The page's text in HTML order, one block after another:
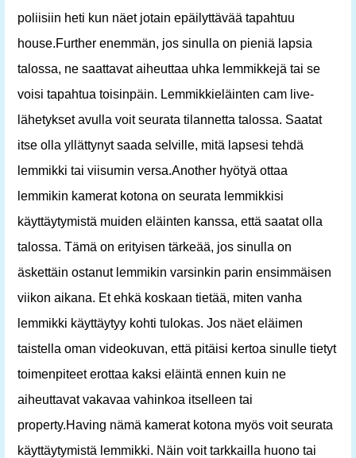
poliisiin heti kun näet jotain epäilyttävää tapahtuu
house.Further enemmän, jos sinulla on pieniä lapsia
talossa, ne saattavat aiheuttaa uhka lemmikkejä tai se
voisi tapahtua toisinpäin. Lemmikkieläinten cam live-
lähetykset avulla voit seurata tilannetta talossa. Saatat
itse olla yllättynyt saada selville, mitä lapsesi tehdä
lemmikki tai viisumin versa.Another hyötyä ottaa
lemmikin kamerat kotona on seurata lemmikkisi
käyttäytymistä muiden eläinten kanssa, että saatat olla
talossa. Tämä on erityisen tärkeää, jos sinulla on
äskettäin ostanut lemmikin varsinkin parin ensimmäisen
viikon aikana. Et ehkä koskaan tietää, miten vanha
lemmikki käyttäytyy kohti tulokas. Jos näet eläimen
taistella oman videokuvan, että pitäisi kertoa sinulle tietyt
toimenpiteet erottaa kaksi eläintä ennen kuin ne
aiheuttavat vakavaa vahinkoa itselleen tai
property.Having nämä kamerat kotona myös voit seurata
käyttäytymistä lemmikki. Näin voit tarkkailla huono tai